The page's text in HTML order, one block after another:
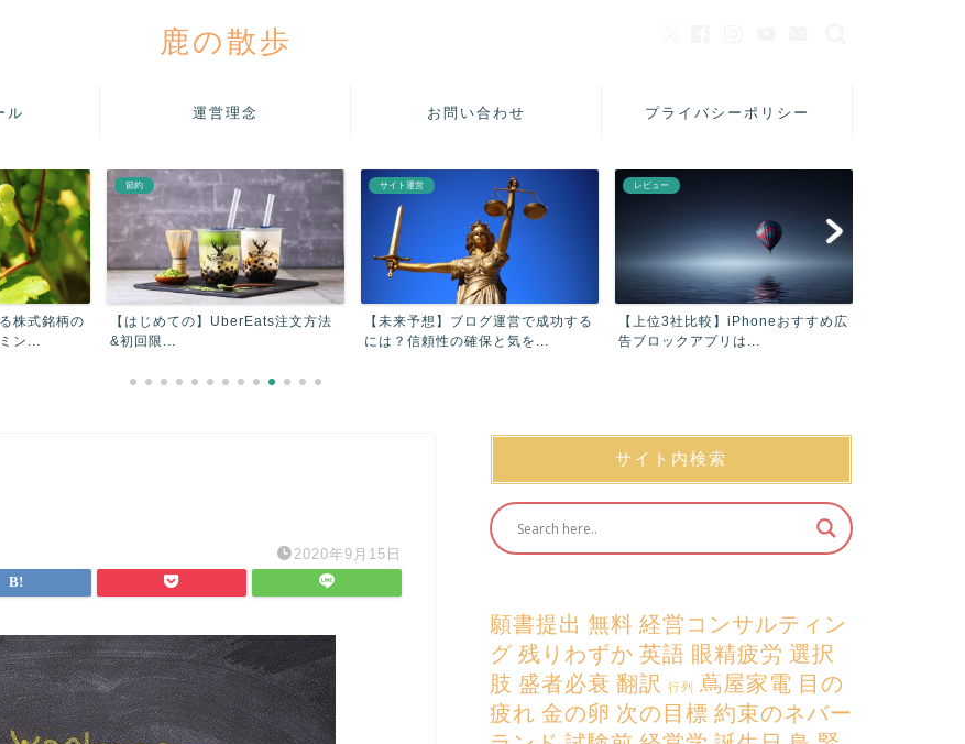
鹿の散歩
ル 運営理念 お問い合わせ プライバシーポリシー
株式銘柄の
ン...
節約
【はじめての】UberEats注文方法
&初回限...
サイト運営
【未来予想】ブログ運営で成功する
には？信頼性の確保と気を...
レビュー
【上位3社比較】iPhoneおすすめ広
告ブロックアプリは...
2020年9月15日
サイト内検索
願書提出 無料 経営コンサルティン
グ 残りわずか 英語 眼精疲労 選択
肢 盛者必衰 翻訳 行列 蔦屋家電 目の
疲れ 金の卵 次の目標 約束のネバー